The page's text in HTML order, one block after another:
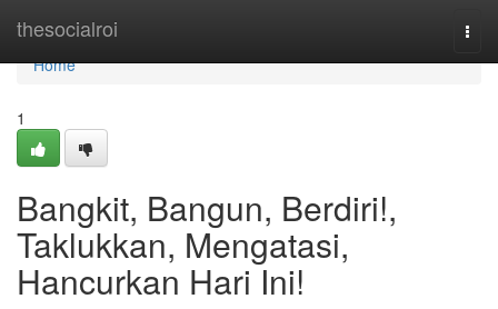
thesocialroi
Home
Home
1
Bangkit, Bangun, Berdiri!,
Taklukkan, Mengatasi,
Hancurkan Hari Ini!